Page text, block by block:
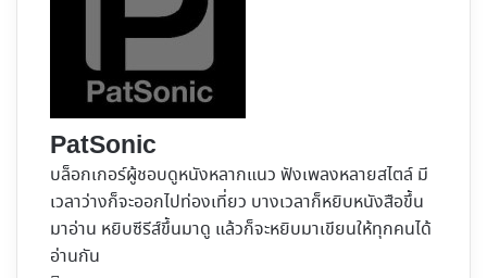
PatSonic
บล็อกเกอร์ผู้ชอบดูหนังหลากแนว ฟังเพลงหลายสไตล์ มี
เวลาว่างก็จะออกไปท่องเที่ยว บางเวลาก็หยิบหนังสือขึ้น
มาอ่าน หยิบซีรีส์ขึ้นมาดู แล้วก็จะหยิบมาเขียนให้ทุกคนได้
อ่านกัน